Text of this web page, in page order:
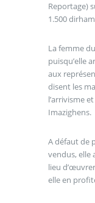
Reportage)
1.500
La femme
puisqu’elle
aux
disent les
l’arrivisme
Imazighens.
A défaut de
vendus, elle
lieu
elle en